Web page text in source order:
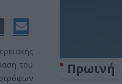
του
Πρωινή